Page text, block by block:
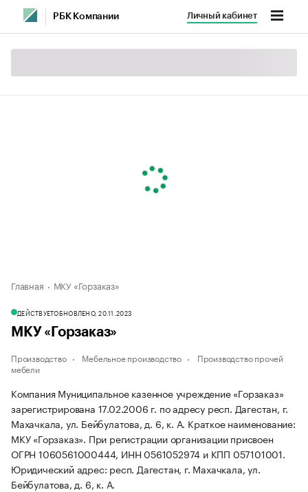
РБК Компании Личный кабинет
Главная МКУ «Горзаказ»
ДЕЙСТВУЕТОБНОВЛЕНО, 20.11.2023
МКУ «Горзаказ»
Производство Мебельное производство
Производство прочей
мебели
Компания Муниципальное казенное учреждение «Горзаказ»
зарегистрирована 17.02.2006 г. по адресу респ. Дагестан, г.
Махачкала, ул. Бейбулатова, д. 6, к. А. Краткое наименование:
МКУ «Горзаказ». При регистрации организации присвоен
ОГРН 1060561000444, ИНН 0561052974 и КПП 057101001.
Юридический адрес: респ. Дагестан, г. Махачкала, ул.
Бейбулатова, д. 6, к. А.